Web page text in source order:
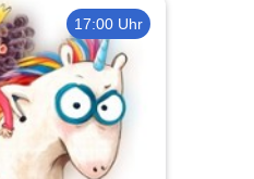
17:00 Uhr